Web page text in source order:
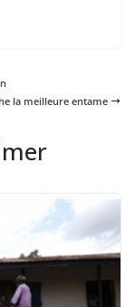
la meilleure entame